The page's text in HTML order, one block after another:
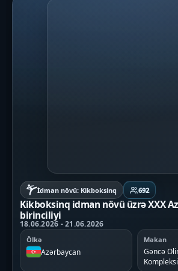
İdman növü: Kikboksinq 692
Kikboksinq idman növü üzrə XXX
birinciliyi
18.06.2026 - 21.06.2026
Ölkə
Azərbaycan
Məkan
Gəncə
Kompleksi